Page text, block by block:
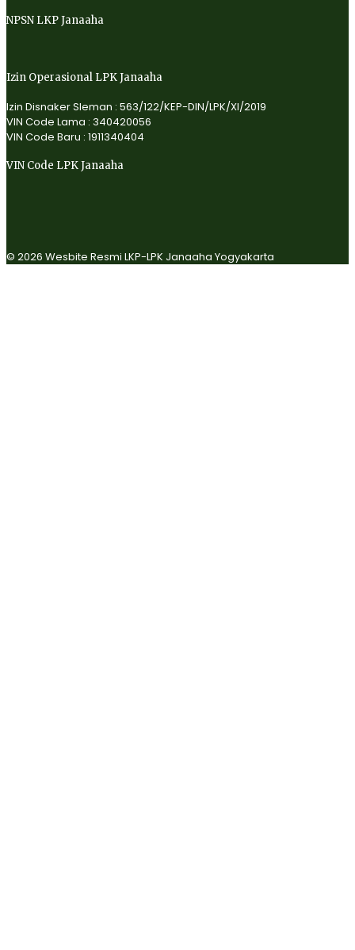
NPSN LKP Janaaha
Izin Operasional LPK Janaaha
Izin Disnaker Sleman : 563/122/KEP-DIN/LPK/XI/2019
VIN Code Lama : 340420056
VIN Code Baru : 1911340404
VIN Code LPK Janaaha
© 2026 Wesbite Resmi LKP-LPK Janaaha Yogyakarta